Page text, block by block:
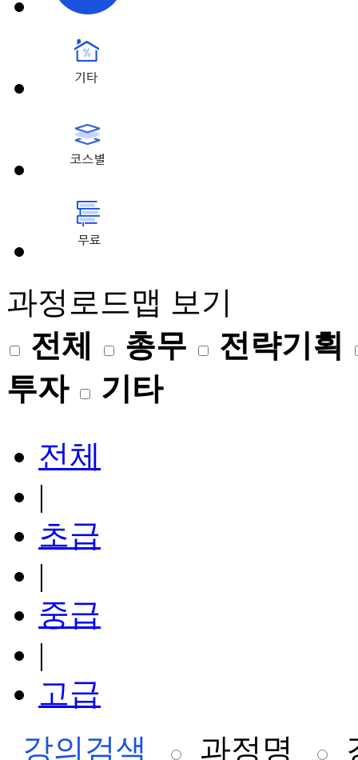
과정로드맵 보기
전체
총무
전략기획
투자
기타
전체
|
초급
|
중급
|
고급
강의검색
과정명